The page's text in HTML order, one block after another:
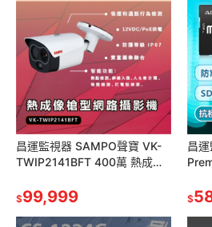
昌運監視器 SAMPO聲寶 VK-
TWIP2141BFT 400萬 熱成像
$99,999
昌
路攝
$